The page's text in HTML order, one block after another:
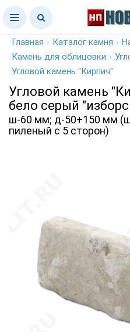
Главная › Каталог камня ›
Камень для облицовки ›
Угловой камень "Кирпич"
Угловой камень
бело серый
ш-60 мм; д-50+150 мм
пиленый с 5 сторон)